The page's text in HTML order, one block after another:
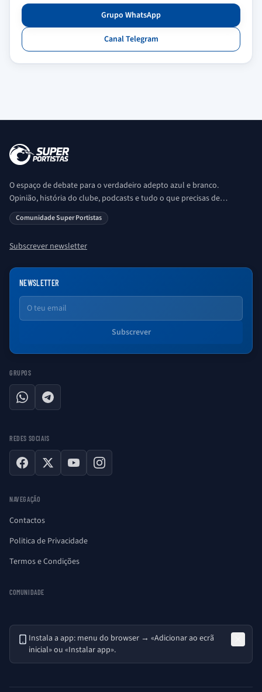
Grupo WhatsApp
Canal Telegram
O espaço de debate para o verdadeiro adepto azul e branco.
Opinião, história do clube, podcasts e tudo o que precisas de
saber sobre o universo Porto. Ser Porto é aqui!
Comunidade Super Portistas
Subscrever newsletter
NEWSLETTER
Email
Subscrever
GRUPOS
WhatsAppTelegram
REDES SOCIAIS
Facebook
X YouTubeInstagram
NAVEGAÇÃO
Contactos
Politica de Privacidade
Termos e Condições
COMUNIDADE
Instala a app: menu do browser → «Adicionar ao ecrã
inicial» ou «Instalar app».